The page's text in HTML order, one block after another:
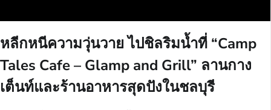
หลีกหนีความวุ่นวาย ไปชิลริมน้ำที่ “Camp
Tales Cafe – Glamp and Grill” ลานกาง
เต็นท์และร้านอาหารสุดปังในชลบุรี